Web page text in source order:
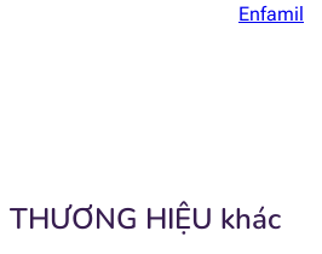
Enfamil
THƯƠNG HIỆU khác